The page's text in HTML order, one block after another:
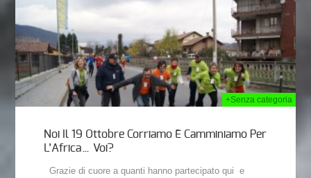
+Senza categoria
Noi Il 19 Ottobre Corriamo E Camminiamo Per
L’Africa… Voi?
Grazie di cuore a quanti hanno partecipato qui e